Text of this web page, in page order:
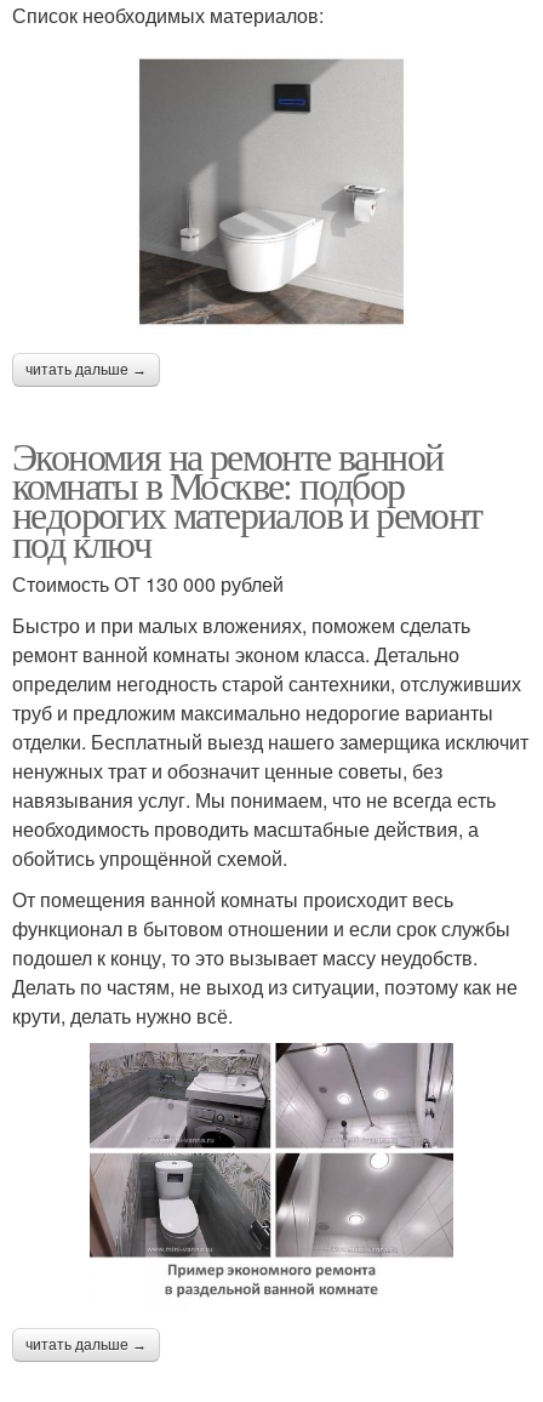
Список необходимых материалов:
читать дальше →
Экономия на ремонте ванной
комнаты в Москве: подбор
недорогих материалов и ремонт
под ключ
Стоимость ОТ 130 000 рублей
Быстро и при малых вложениях, поможем сделать
ремонт ванной комнаты эконом класса. Детально
определим негодность старой сантехники, отслуживших
труб и предложим максимально недорогие варианты
отделки. Бесплатный выезд нашего замерщика исключит
ненужных трат и обозначит ценные советы, без
навязывания услуг. Мы понимаем, что не всегда есть
необходимость проводить масштабные действия, а
обойтись упрощённой схемой.
От помещения ванной комнаты происходит весь
функционал в бытовом отношении и если срок службы
подошел к концу, то это вызывает массу неудобств.
Делать по частям, не выход из ситуации, поэтому как не
крути, делать нужно всё.
читать дальше →